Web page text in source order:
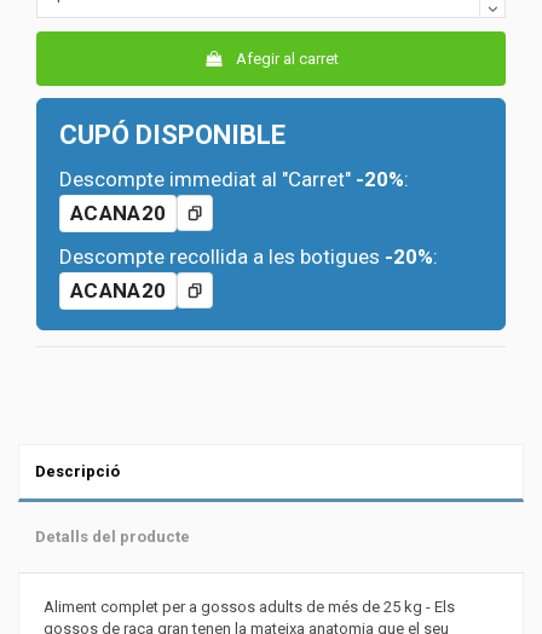
Afegir al carret
CUPÓ DISPONIBLE
Descompte immediat al "Carret" -20%:
ACANA20
Descompte recollida a les botigues -20%:
ACANA20
Descripció
Detalls del producte
Aliment complet per a gossos adults de més de 25 kg - Els
gossos de raça gran tenen la mateixa anatomia que el seu